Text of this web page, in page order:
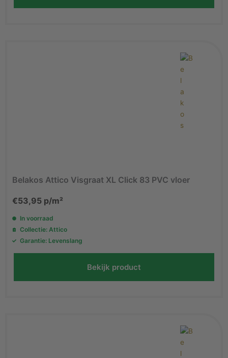
Belakos Attico Visgraat XL Click 83 PVC vloer
€53,95 p/m²
In voorraad
Collectie: Attico
Garantie: Levenslang
Bekijk product